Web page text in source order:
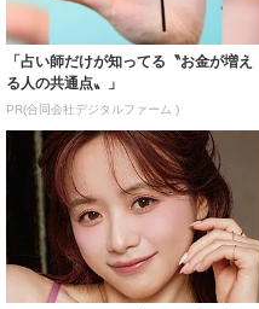
「占い師だけが知ってる〝お金が増え
る人の共通点〟」
PR(合同会社デジタルファーム )